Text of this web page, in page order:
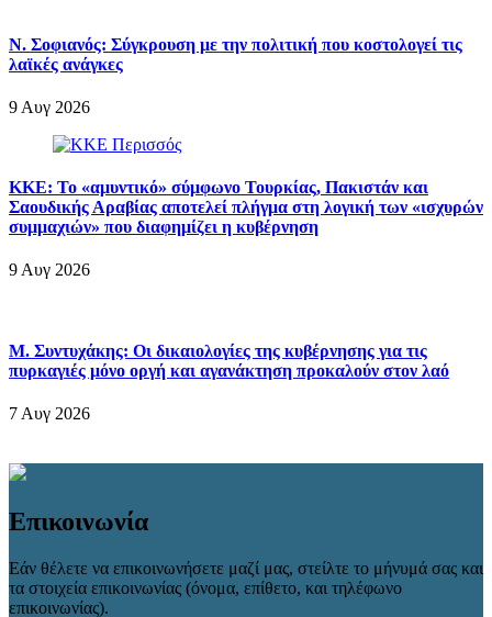
Ν. Σοφιανός: Σύγκρουση με την πολιτική που κοστολογεί τις
λαϊκές ανάγκες
9 Αυγ 2026
ΚΚΕ: Το «αμυντικό» σύμφωνο Τουρκίας, Πακιστάν και
Σαουδικής Αραβίας αποτελεί πλήγμα στη λογική των «ισχυρών
συμμαχιών» που διαφημίζει η κυβέρνηση
9 Αυγ 2026
Μ. Συντυχάκης: Οι δικαιολογίες της κυβέρνησης για τις
πυρκαγιές μόνο οργή και αγανάκτηση προκαλούν στον λαό
7 Αυγ 2026
Επικοινωνία
Εάν θέλετε να επικοινωνήσετε μαζί μας, στείλτε το μήνυμά σας και
τα στοιχεία επικοινωνίας (όνομα, επίθετο, και τηλέφωνο
επικοινωνίας).